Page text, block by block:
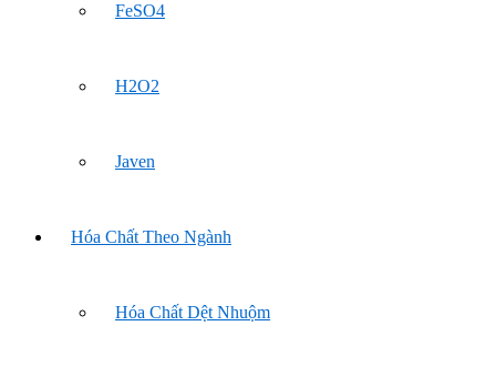
FeSO4
H2O2
Javen
Hóa Chất Theo Ngành
Hóa Chất Dệt Nhuộm